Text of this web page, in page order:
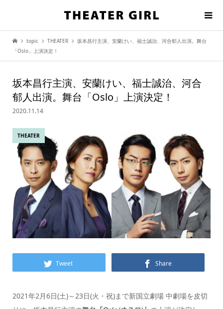
topic THEATER
坂本昌行主演、安蘭けい、福士誠治、河合郁人出演。舞台
「Oslo」上演決定！
坂本昌行主演、安蘭けい、福士誠治、河合
郁人出演。舞台「Oslo」上演決定！
2020.11.14
THEATER
Tweet Share
2021年2月6日(土)～23日(火・祝)まで新国立劇場 中劇場を皮切